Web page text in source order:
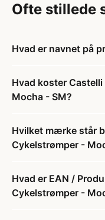
Ofte stillede
Hvad er navnet på
Hvad koster
Mocha - SM?
Hvilket mærke står
Cykelstrømper -
Hvad er EAN /
Cykelstrømper -